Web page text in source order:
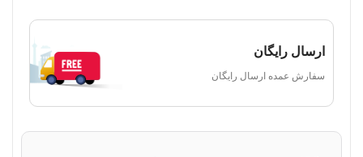
ارسال رایگان
سفارش عمده ارسال رایگان